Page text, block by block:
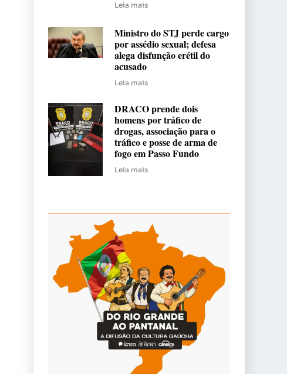
Leia mais
Ministro do STJ perde cargo
por assédio sexual; defesa
alega disfunção erétil do
acusado
Leia mais
DRACO prende dois
homens por tráfico de
drogas, associação para o
tráfico e posse de arma de
fogo em Passo Fundo
Leia mais